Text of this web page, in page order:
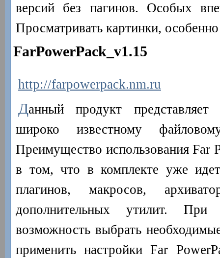
версий без пагинов. Особых
Просматривать картинки,
FarPowerPack_v1.15
http://farpowerpack.nm.ru
Данный продукт
широко известному
Преимущество использования Far
в том, что в комплекте уже
плагинов, макросов,
дополнительных утилит.
возможность выбрать
применить настройки Far